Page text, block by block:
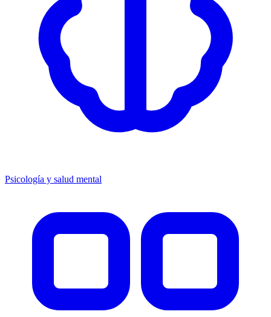
Psicología y salud mental